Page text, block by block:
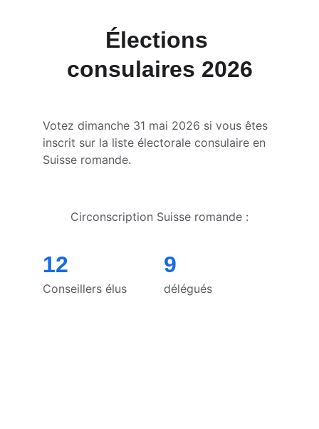
Élections
consulaires 2026
Votez dimanche 31 mai 2026 si vous êtes
inscrit sur la liste électorale consulaire en
Suisse romande.
12 9
délégués
Conseillers élus
Circonscription Suisse romande :